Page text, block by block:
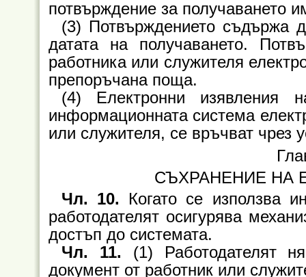
потвърждение за получаването
(3) Потвърждението съдържа
датата на получаването.
работника или служителя
препоръчана поща.
(4) Електронни изявления
информационната система
или служителя, се връчват чрез
СЪХРАНЕНИЕ НА
Чл. 10. Когато се използва
работодателят осигурява
достъп до системата.
Чл. 11. (1) Работодателят
документ от работник или